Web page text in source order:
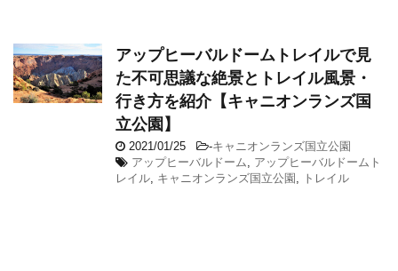
アップヒーバルドームトレイルで見
た不可思議な絶景とトレイル風景・
行き方を紹介【キャニオンランズ国
立公園】
2021/01/25 -キャニオンランズ国立公園
アップヒーバルドーム, アップヒーバルドームト
レイル, キャニオンランズ国立公園 , トレイル